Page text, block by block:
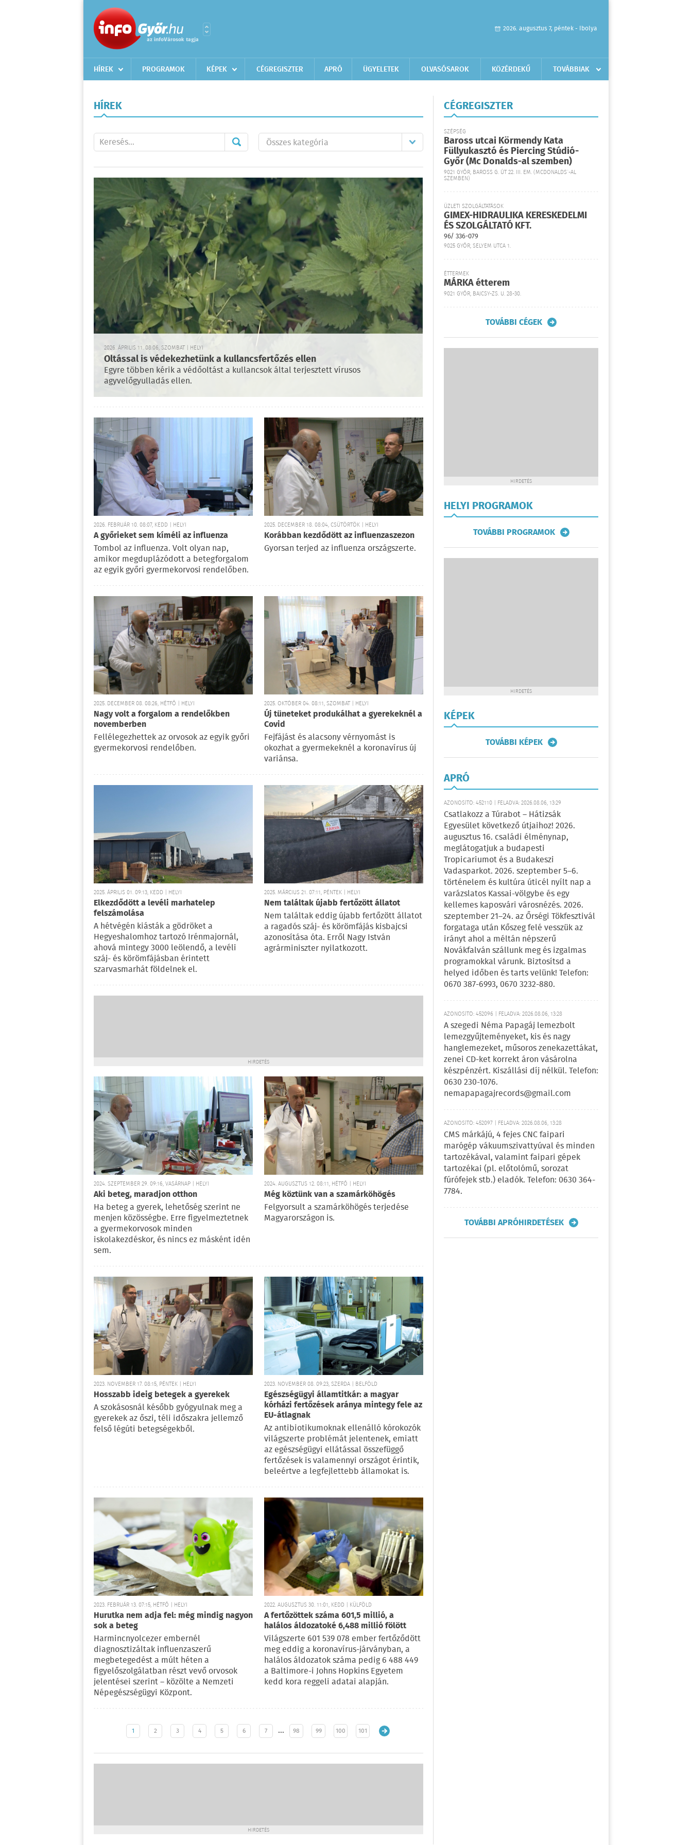
2026. augusztus 7, péntek - Ibolya
HÍREK PROGRAMOK KÉPEK CÉGREGISZTER APRÓ ÜGYELETEK OLVASÓSAROK KÖZÉRDEKŰ TOVÁBBIAK
HÍREK
2026. ÁPRILIS 11. 08:06, SZOMBAT | HELYI
Oltással is védekezhetünk a kullancsfertőzés ellen
Egyre többen kérik a védőoltást a kullancsok által terjesztett vírusos
agyvelőgyulladás ellen.
2026. FEBRUÁR 10. 08:07, KEDD | HELYI
A győrieket sem kíméli az influenza
Tombol az influenza. Volt olyan nap,
amikor megduplázódott a betegforgalom
az egyik győri gyermekorvosi rendelőben.
2025. DECEMBER 18. 08:04, CSÜTÖRTÖK | HELYI
Korábban kezdődött az influenzaszezon
Gyorsan terjed az influenza országszerte.
2025. DECEMBER 08. 08:26, HÉTFŐ | HELYI
Nagy volt a forgalom a rendelőkben
novemberben
Fellélegezhettek az orvosok az egyik győri
gyermekorvosi rendelőben.
2025. OKTÓBER 04. 08:11, SZOMBAT | HELYI
Új tüneteket produkálhat a gyerekeknél a
Covid
Fejfájást és alacsony vérnyomást is
okozhat a gyermekeknél a koronavírus új
variánsa.
2025. ÁPRILIS 01. 09:13, KEDD | HELYI
Elkezdődött a levéli marhatelep
felszámolása
A hétvégén kiásták a gödröket a
Hegyeshalomhoz tartozó Irénmajornál,
ahová mintegy 3000 leölendő, a levéli
száj- és körömfájásban érintett
szarvasmarhát földelnek el.
2025. MÁRCIUS 21. 07:11, PÉNTEK | HELYI
Nem találtak újabb fertőzött állatot
Nem találtak eddig újabb fertőzött állatot
a ragadós száj- és körömfájás kisbajcsi
azonosítása óta. Erről Nagy István
agrárminiszter nyilatkozott.
HIRDETÉS
2024. SZEPTEMBER 29. 09:16, VASÁRNAP | HELYI
Aki beteg, maradjon otthon
Ha beteg a gyerek, lehetőség szerint ne
menjen közösségbe. Erre figyelmeztetnek
a gyermekorvosok minden
iskolakezdéskor, és nincs ez másként idén
sem.
2024. AUGUSZTUS 12. 08:11, HÉTFŐ | HELYI
Még köztünk van a szamárköhögés
Felgyorsult a szamárköhögés terjedése
Magyarországon is.
2023. NOVEMBER 17. 08:15, PÉNTEK | HELYI
Hosszabb ideig betegek a gyerekek
A szokásosnál később gyógyulnak meg a
gyerekek az őszi, téli időszakra jellemző
felső légúti betegségekből.
2023. NOVEMBER 08. 09:23, SZERDA | BELFÖLD
Egészségügyi államtitkár: a magyar
kórházi fertőzések aránya mintegy fele az
EU-átlagnak
Az antibiotikumoknak ellenálló kórokozók
világszerte problémát jelentenek, emiatt
az egészségügyi ellátással összefüggő
fertőzések is valamennyi országot érintik,
beleértve a legfejlettebb államokat is.
2023. FEBRUÁR 13. 07:15, HÉTFŐ | HELYI
Hurutka nem adja fel: még mindig nagyon
sok a beteg
Harmincnyolcezer embernél
diagnosztizáltak influenzaszerű
megbetegedést a múlt héten a
figyelőszolgálatban részt vevő orvosok
jelentései szerint – közölte a Nemzeti
Népegészségügyi Központ.
2022. AUGUSZTUS 30. 11:01, KEDD | KÜLFÖLD
A fertőzöttek száma 601,5 millió, a
halálos áldozatoké 6,488 millió fölött
Világszerte 601 539 078 ember fertőződött
meg eddig a koronavírus-járványban, a
halálos áldozatok száma pedig 6 488 449
a Baltimore-i Johns Hopkins Egyetem
kedd kora reggeli adatai alapján.
1 2 3 4 5 6 7 … 98 99 100 101
HIRDETÉS
CÉGREGISZTER
SZÉPSÉG
Baross utcai Körmendy Kata
Füllyukasztó és Piercing Stúdió-
Győr (Mc Donalds-al szemben)
9021 GYŐR, BAROSS G. ÚT 22. III. EM. (MCDONALDS´-AL
SZEMBEN)
ÜZLETI SZOLGÁLTATÁSOK
GIMEX-HIDRAULIKA KERESKEDELMI
ÉS SZOLGÁLTATÓ KFT.
96/ 336-079
9025 GYŐR, SELYEM UTCA 1.
ÉTTERMEK
MÁRKA étterem
9021 GYŐR, BAJCSY-ZS. U. 28-30.
TOVÁBBI CÉGEK
HIRDETÉS
HELYI PROGRAMOK
TOVÁBBI PROGRAMOK
HIRDETÉS
KÉPEK
TOVÁBBI KÉPEK
APRÓ
AZONOSÍTÓ: 452110 | FELADVA: 2026.08.06, 13:29
Csatlakozz a Túrabot – Hátizsák
Egyesület következő útjaihoz! 2026.
augusztus 16. családi élménynap,
meglátogatjuk a budapesti
Tropicariumot és a Budakeszi
Vadasparkot. 2026. szeptember 5–6.
történelem és kultúra úticél nyílt nap a
varázslatos Kassai-völgybe és egy
kellemes kaposvári városnézés. 2026.
szeptember 21–24. az Őrségi Tökfesztivál
forgataga után Kőszeg felé vesszük az
irányt ahol a méltán népszerű
Novákfalván szállunk meg és izgalmas
programokkal várunk. Biztosítsd a
helyed időben és tarts velünk! Telefon:
0670 387-6993, 0670 3232-880.
AZONOSÍTÓ: 452096 | FELADVA: 2026.08.06, 13:28
A szegedi Néma Papagáj lemezbolt
lemezgyűjteményeket, kis és nagy
hanglemezeket, műsoros zenekazettákat,
zenei CD-ket korrekt áron vásárolna
készpénzért. Kiszállási díj nélkül. Telefon:
0630 230-1076.
nemapapagajrecords@gmail.com
AZONOSÍTÓ: 452097 | FELADVA: 2026.08.06, 13:28
CMS márkájú, 4 fejes CNC faipari
marógép vákuumszivattyúval és minden
tartozékával, valamint faipari gépek
tartozékai (pl. előtolómű, sorozat
fúrófejek stb.) eladók. Telefon: 0630 364-
7784.
TOVÁBBI APRÓHIRDETÉSEK